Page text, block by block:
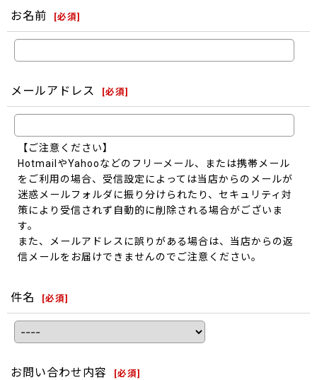
お名前 [必須]
メールアドレス [必須]
【ご注意ください】
HotmailやYahooなどのフリーメール、または携帯メール
をご利用の場合、受信設定によっては当店からのメールが
迷惑メールフォルダに振り分けられたり、セキュリティ対
策により受信されず自動的に削除される場合がございま
す。
また、メールアドレスに誤りがある場合は、当店からの返
信メールをお届けできませんのでご注意ください。
件名 [必須]
お問い合わせ内容 [必須]